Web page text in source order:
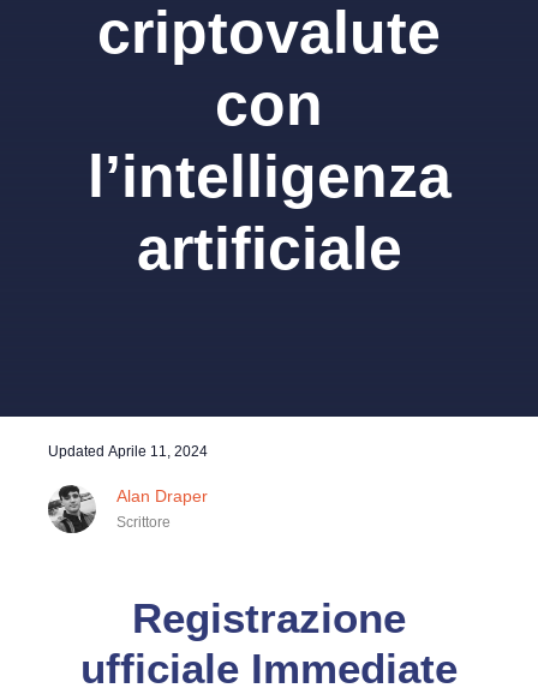
criptovalute
con
l’intelligenza
artificiale
Updated Aprile 11, 2024
Alan Draper
Scrittore
Registrazione
ufficiale Immediate